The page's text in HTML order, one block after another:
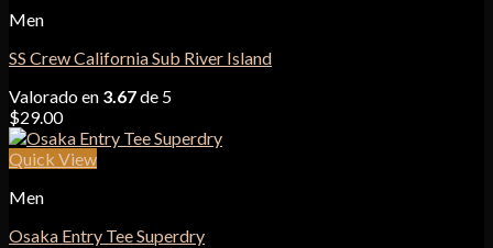
Men
SS Crew California Sub River Island
Valorado en 3.67de 5
$29.00
Quick View
Men
Osaka Entry Tee Superdry